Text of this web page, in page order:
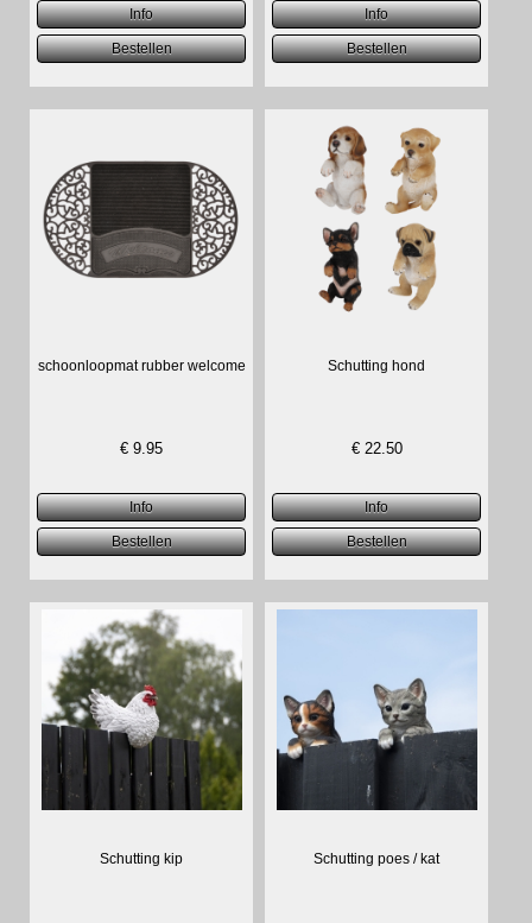
schoonloopmat rubber welcome
€9.95
Schutting hond
€ 22.50
Schutting kip Schutting poes / kat